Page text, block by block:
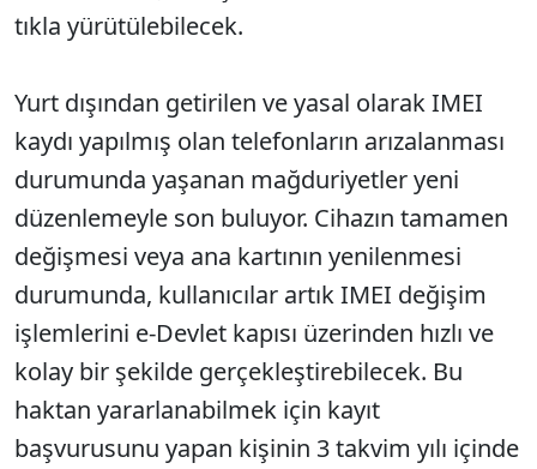
tıkla yürütülebilecek.
Yurt dışından getirilen ve yasal olarak IMEI
kaydı yapılmış olan telefonların arızalanması
durumunda yaşanan mağduriyetler yeni
düzenlemeyle son buluyor. Cihazın tamamen
değişmesi veya ana kartının yenilenmesi
durumunda, kullanıcılar artık IMEI değişim
işlemlerini e-Devlet kapısı üzerinden hızlı ve
kolay bir şekilde gerçekleştirebilecek. Bu
haktan yararlanabilmek için kayıt
başvurusunu yapan kişinin 3 takvim yılı içinde